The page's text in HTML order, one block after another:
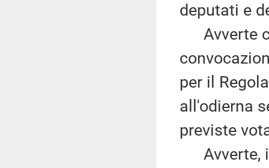
deputati e
Avverte
per il
all'odierna
previste
Avverte,